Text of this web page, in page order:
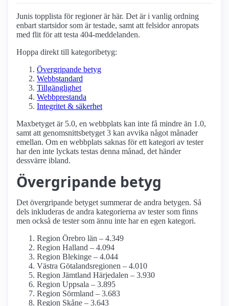
Junis topplista för regioner är här. Det är i vanlig ordning
enbart startsidor som är testade, samt att felsidor anropats
med flit för att testa 404-meddelanden.
Hoppa direkt till kategoribetyg:
Övergripande betyg
Webbstandard
Tillgänglighet
Webbprestanda
Integritet & säkerhet
Maxbetyget är 5.0, en webbplats kan inte få mindre än 1.0,
samt att genomsnittsbetyget 3 kan avvika något månader
emellan. Om en webbplats saknas för ett kategori av tester
har den inte lyckats testas denna månad, det händer
dessvärre ibland.
Övergripande betyg
Det övergripande betyget summerar de andra betygen. Så
dels inkluderas de andra kategorierna av tester som finns
men också de tester som ännu inte har en egen kategori.
Region Örebro län – 4.349
Region Halland – 4.094
Region Blekinge – 4.044
Västra Götalandsregionen – 4.010
Region Jämtland Härjedalen – 3.930
Region Uppsala – 3.895
Region Sörmland – 3.683
Region Skåne – 3.643